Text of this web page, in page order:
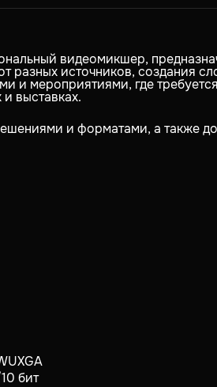
видеомикшер,
разных источников, создания
и мероприятиями, где
выставках.
и форматами, а также
бит